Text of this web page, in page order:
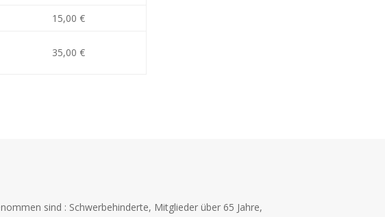
15,00 €
35,00 €
sind : Schwerbehinderte, Mitglieder über 65 Jahre,